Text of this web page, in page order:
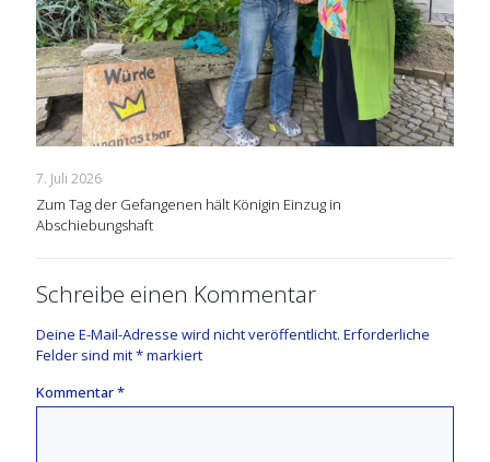
7. Juli 2026
Zum Tag der Gefangenen hält Königin Einzug in
Abschiebungshaft
Schreibe einen Kommentar
Deine E-Mail-Adresse wird nicht veröffentlicht. Erforderliche
Felder sind mit*markiert
Kommentar*